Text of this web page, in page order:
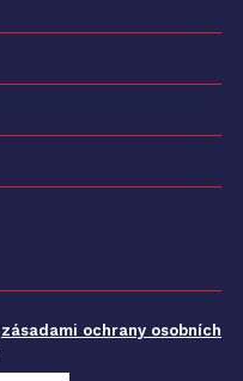
zásadami ochrany osobních